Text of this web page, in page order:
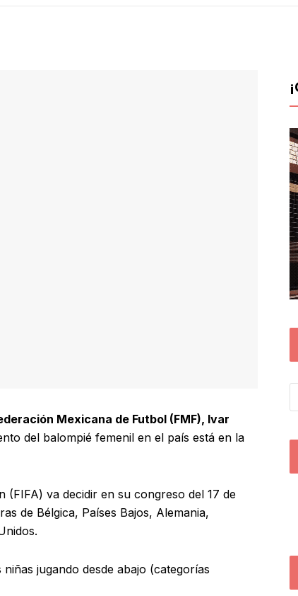
Mexicana de Futbol (FMF), Ivar
del balompié femenil en el país está en la
(FIFA) va decidir en su congreso del 17 de
de Bélgica, Países Bajos, Alemania,
jugando desde abajo (categorías